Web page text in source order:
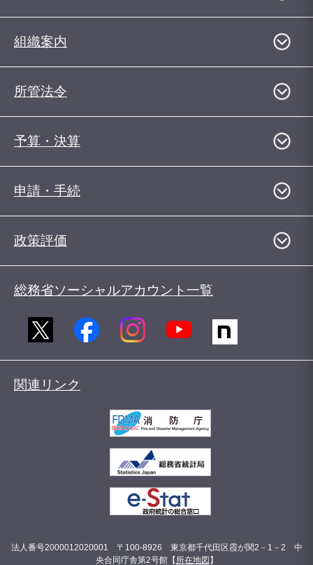
組織案内
所管法令
予算・決算
申請・手続
政策評価
総務省ソーシャルアカウント一覧
関連リンク
法人番号2000012020001 〒100-8926 東京都千代田区霞が関2－1－2 中
央合同庁舎第2号館【 所在地図 】